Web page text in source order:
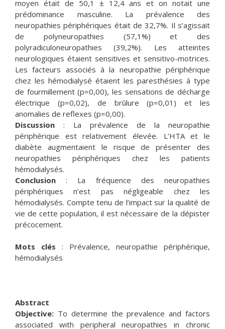
moyen était de 50,1 ± 12,4 ans et on notait une
prédominance masculine. La prévalence des
neuropathies périphériques était de 32,7%. Il s’agissait
de polyneuropathies (57,1%) et des
polyradiculoneuropathies (39,2%). Les atteintes
neurologiques étaient sensitives et sensitivo-motrices.
Les facteurs associés à la neuropathie périphérique
chez les hémodialysé étaient les paresthésies à type
de fourmillement (p=0,00), les sensations de décharge
électrique (p=0,02), de brûlure (p=0,01) et les
anomalies de reflexes (p=0,00).
Discussion : La prévalence de la neuropathie
périphérique est relativement élevée. L’HTA et le
diabète augmentaient le risque de présenter des
neuropathies périphériques chez les patients
hémodialysés.
Conclusion : La fréquence des neuropathies
périphériques n’est pas négligeable chez les
hémodialysés. Compte tenu de l’impact sur la qualité de
vie de cette population, il est nécessaire de la dépister
précocement.
Mots clés : Prévalence, neuropathie périphérique,
hémodialysés
Abstract
Objective: To determine the prevalence and factors
associated with peripheral neuropathies in chronic